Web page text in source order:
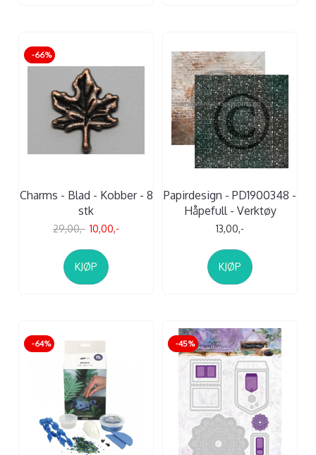
-66%
Charms - Blad - Kobber - 8
stk
29,00,- 10,00,-
KJØP
Papirdesign - PD1900348 -
Håpefull - Verktøy
13,00,-
KJØP
-64% -45%